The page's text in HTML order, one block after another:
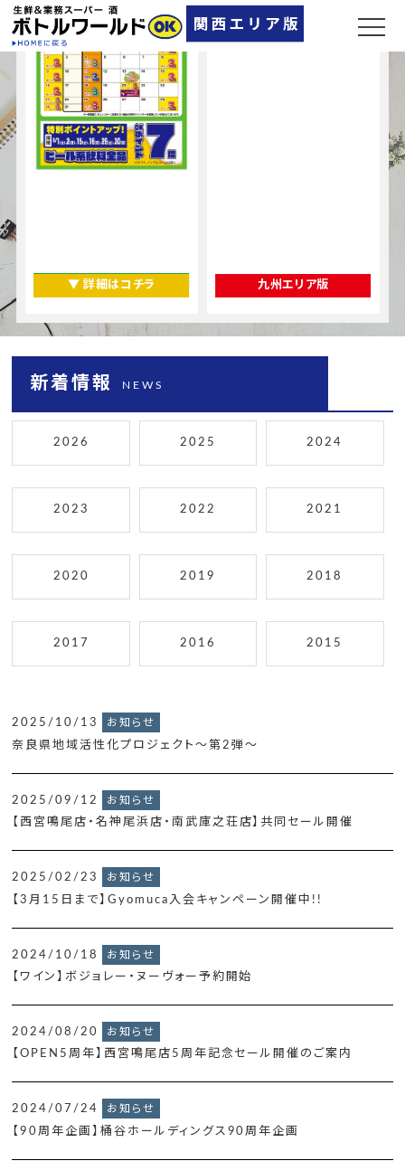
▼ 詳細はコチラ 九州エリア版
新着情報 NEWS
2026 2025 2024
2023 2022 2021
2020 2019 2018
2017 2016 2015
2025/10/13 お知らせ
奈良県地域活性化プロジェクト～第2弾～
2025/09/12 お知らせ
【西宮鳴尾店・名神尾浜店・南武庫之荘店】共同セール開催
2025/02/23 お知らせ
【3月15日まで】Gyomuca入会キャンペーン開催中!!
2024/10/18 お知らせ
【ワイン】ボジョレー・ヌーヴォー予約開始
2024/08/20 お知らせ
【OPEN5周年】西宮鳴尾店5周年記念セール開催のご案内
2024/07/24 お知らせ
【90周年企画】桶谷ホールディングス90周年企画